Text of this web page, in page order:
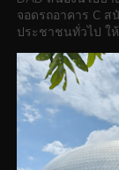
จอดรถอาคาร C
ประชาชนทั่วไป ใ